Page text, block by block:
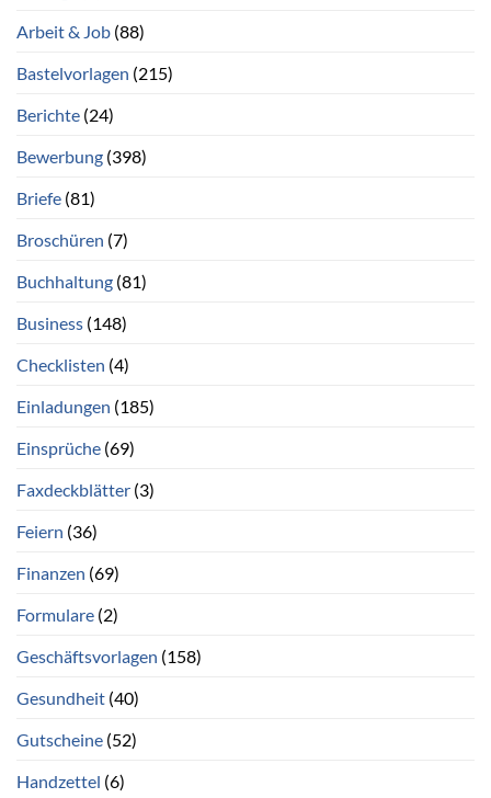
Arbeit & Job (88)
Bastelvorlagen (215)
Berichte (24)
Bewerbung (398)
Briefe (81)
Broschüren (7)
Buchhaltung (81)
Business (148)
Checklisten (4)
Einladungen (185)
Einsprüche (69)
Faxdeckblätter (3)
Feiern (36)
Finanzen (69)
Formulare (2)
Geschäftsvorlagen (158)
Gesundheit (40)
Gutscheine (52)
Handzettel (6)